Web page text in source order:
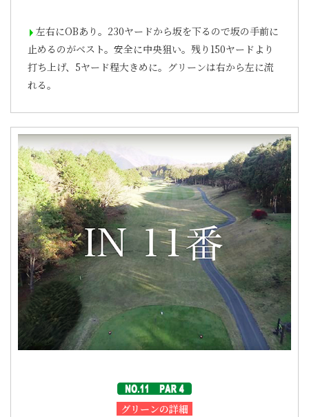
左右にOBあり。230ヤードから坂を下るので坂の手前に
止めるのがベスト。安全に中央狙い。残り150ヤードより
打ち上げ、5ヤード程大きめに。グリーンは右から左に流
れる。
グリーンの詳細